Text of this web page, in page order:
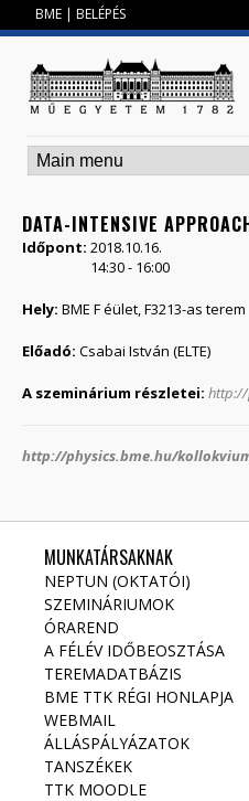
BME | BELÉPÉS
DATA-INTENSIVE
Időpont: 2018.10.16.
14:30- 16:00
Hely: BME F éület, F3213-as terem
Előadó: Csabai István (ELTE)
A szeminárium részletei: http://
http://physics.bme.hu/
MUNKATÁRSAKNAK
NEPTUN (OKTATÓI)
SZEMINÁRIUMOK
ÓRAREND
A FÉLÉV IDŐBEOSZTÁSA
TEREMADATBÁZIS
BME TTK RÉGI HONLAPJA
WEBMAIL
ÁLLÁSPÁLYÁZATOK
TANSZÉKEK
TTK MOODLE